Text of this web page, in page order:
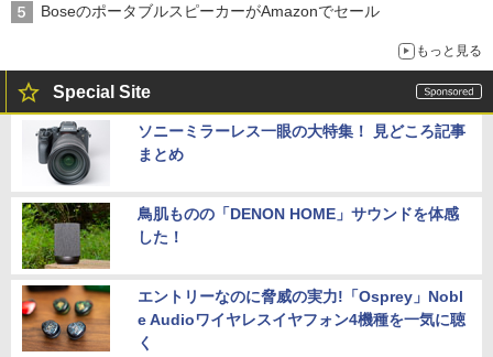
BoseのポータブルスピーカーがAmazonでセール
もっと見る
Special Site
ソニーミラーレス一眼の大特集！ 見どころ記事
まとめ
鳥肌ものの「DENON HOME」サウンドを体感
した！
エントリーなのに脅威の実力!「Osprey」Nobl
e Audioワイヤレスイヤフォン4機種を一気に聴
く